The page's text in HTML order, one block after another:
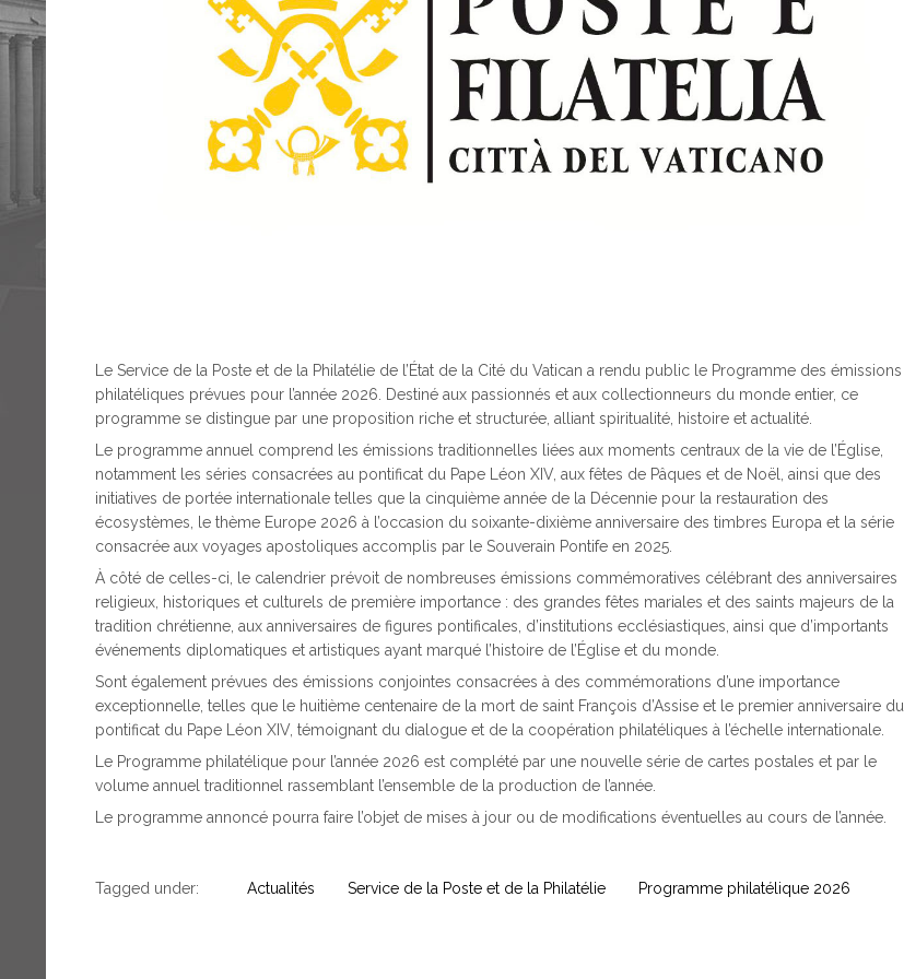
Le Service de la Poste et de la Philatélie de l’État de la Cité du Vatican a rendu public le Programme des émissions
philatéliques prévues pour l’année 2026. Destiné aux passionnés et aux collectionneurs du monde entier, ce
programme se distingue par une proposition riche et structurée, alliant spiritualité, histoire et actualité.
Le programme annuel comprend les émissions traditionnelles liées aux moments centraux de la vie de l’Église,
notamment les séries consacrées au pontificat du Pape Léon XIV, aux fêtes de Pâques et de Noël, ainsi que des
initiatives de portée internationale telles que la cinquième année de la Décennie pour la restauration des
écosystèmes, le thème Europe 2026 à l’occasion du soixante-dixième anniversaire des timbres Europa et la série
consacrée aux voyages apostoliques accomplis par le Souverain Pontife en 2025.
À côté de celles-ci, le calendrier prévoit de nombreuses émissions commémoratives célébrant des anniversaires
religieux, historiques et culturels de première importance : des grandes fêtes mariales et des saints majeurs de la
tradition chrétienne, aux anniversaires de figures pontificales, d’institutions ecclésiastiques, ainsi que d’importants
événements diplomatiques et artistiques ayant marqué l’histoire de l’Église et du monde.
Sont également prévues des émissions conjointes consacrées à des commémorations d’une importance
exceptionnelle, telles que le huitième centenaire de la mort de saint François d’Assise et le premier anniversaire du
pontificat du Pape Léon XIV, témoignant du dialogue et de la coopération philatéliques à l’échelle internationale.
Le Programme philatélique pour l’année 2026 est complété par une nouvelle série de cartes postales et par le
volume annuel traditionnel rassemblant l’ensemble de la production de l’année.
Le programme annoncé pourra faire l’objet de mises à jour ou de modifications éventuelles au cours de l’année.
Tagged under: Actualités Service de la Poste et de la Philatélie Programme philatélique 2026